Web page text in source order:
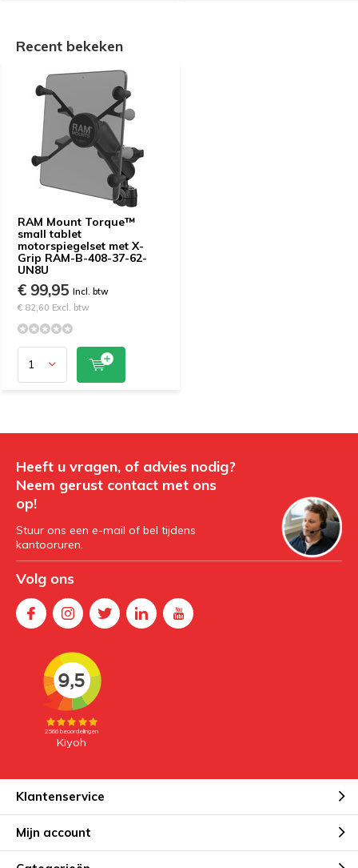
Recent bekeken
RAM Mount Torque™
small tablet
motorspiegelset met X-
Grip RAM-B-408-37-62-
UN8U
€ 99,95 Incl. btw
€ 82,60 Excl. btw
Heeft u vragen, of advies nodig?
Neem gerust contact met ons
op!
Stuur ons een e-mail of bel tijdens
kantooruren.
Volg ons
Klantenservice
Mijn account